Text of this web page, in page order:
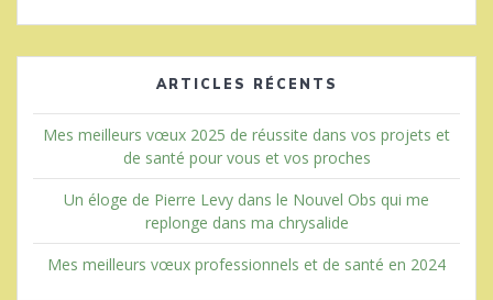
articles
ARTICLES RÉCENTS
Mes meilleurs vœux 2025 de réussite dans vos projets et
de santé pour vous et vos proches
Un éloge de Pierre Levy dans le Nouvel Obs qui me
replonge dans ma chrysalide
Mes meilleurs vœux professionnels et de santé en 2024